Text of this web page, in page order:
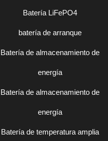
Batería LiFePO4
batería de arranque
Batería de almacenamiento de
energía
Batería de almacenamiento de
energía
Batería de temperatura amplia